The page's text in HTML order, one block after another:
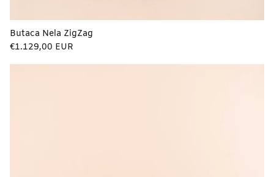
Butaca Nela ZigZag
Precio
€1.129,00 EUR